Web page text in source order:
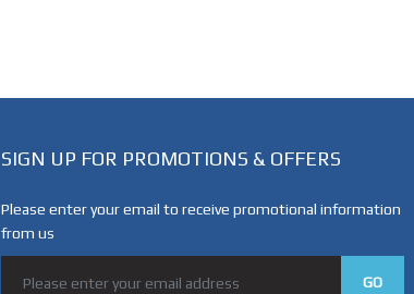
SIGN UP FOR PROMOTIONS & OFFERS
Please enter your email to receive promotional information
from us
GO